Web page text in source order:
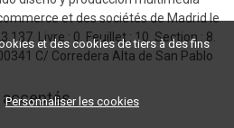
et des sociétés de Madrid le
Livre : 0. Feuillet : 10. Section : 8.
C/ Corredera Alta de San Pablo
et des cookies de tiers à des fins
Personnaliser les cookies